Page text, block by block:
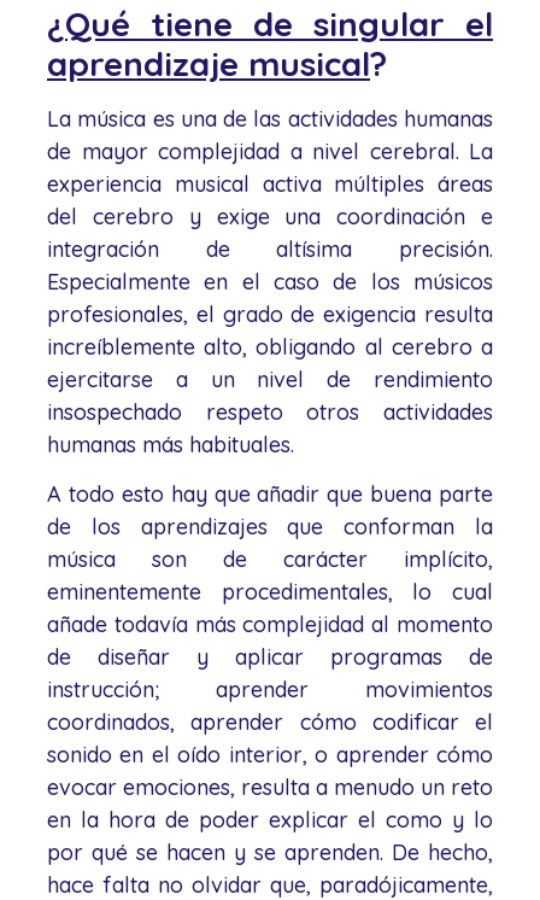
¿Qué tiene de singular el
aprendizaje musical?
La música es una de las actividades humanas
de mayor complejidad a nivel cerebral. La
experiencia musical activa múltiples áreas
del cerebro y exige una coordinación e
integración de altísima precisión.
Especialmente en el caso de los músicos
profesionales, el grado de exigencia resulta
increíblemente alto, obligando al cerebro a
ejercitarse a un nivel de rendimiento
insospechado respeto otros actividades
humanas más habituales.
A todo esto hay que añadir que buena parte
de los aprendizajes que conforman la
música son de carácter implícito,
eminentemente procedimentales, lo cual
añade todavía más complejidad al momento
de diseñar y aplicar programas de
instrucción; aprender movimientos
coordinados, aprender cómo codificar el
sonido en el oído interior, o aprender cómo
evocar emociones, resulta a menudo un reto
en la hora de poder explicar el como y lo
por qué se hacen y se aprenden. De hecho,
hace falta no olvidar que, paradójicamente,